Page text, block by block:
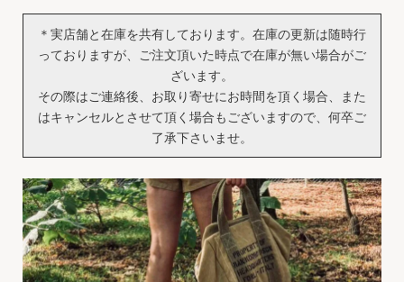
＊実店舗と在庫を共有しております。在庫の更新は随時行
っておりますが、ご注文頂いた時点で在庫が無い場合がご
ざいます。
その際はご連絡後、お取り寄せにお時間を頂く場合、また
はキャンセルとさせて頂く場合もございますので、何卒ご
了承下さいませ。